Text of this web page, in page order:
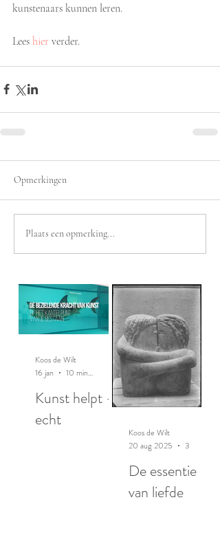
kunstenaars kunnen leren.
Lees hier verder.
Opmerkingen
Plaats een opmerking...
Kunst helpt -
echt
Koos de Wilt
16 jan
10 minuten om te lezen
De essentie
van liefde
Koos de Wilt
20 aug 2025